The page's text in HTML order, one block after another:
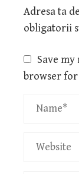
Adresa ta
obligatorii
Save
browser